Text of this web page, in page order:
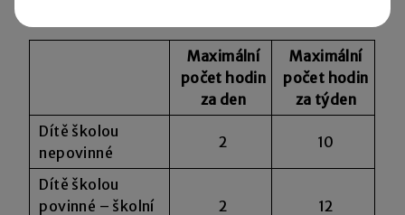
Maximální
počet hodin
za den
Maximální
počet hodin
za týden
Dítě školou
nepovinné
2 10
Dítě školou
povinné – školní
2 12